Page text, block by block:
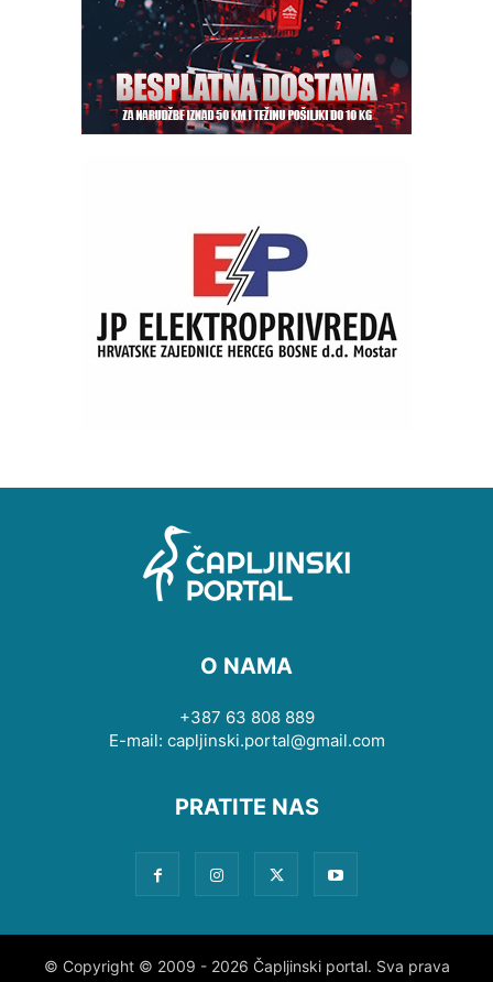
O NAMA
+387 63 808 889
E-mail: capljinski.portal@gmail.com
PRATITE NAS
© Copyright © 2009 - 2026 Čapljinski portal. Sva prava